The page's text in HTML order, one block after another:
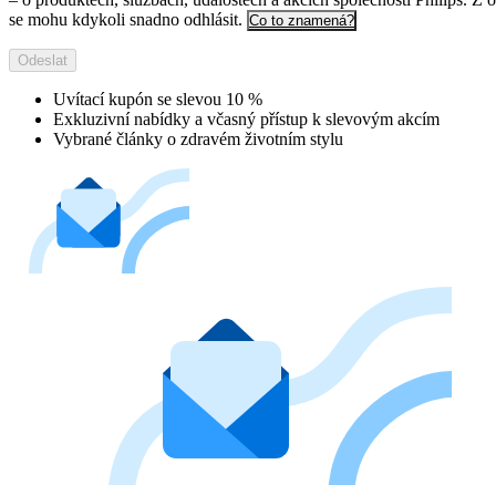
se mohu kdykoli snadno odhlásit. Co to znamená?
Odeslat
Uvítací kupón se slevou 10 %
Exkluzivní nabídky a včasný přístup k slevovým akcím
Vybrané články o zdravém životním stylu